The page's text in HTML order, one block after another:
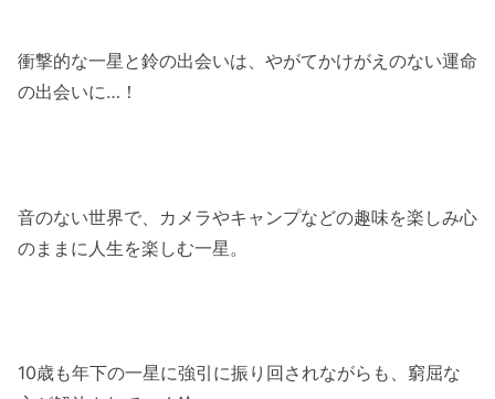
衝撃的な一星と鈴の出会いは、やがてかけがえのない運命
の出会いに…！
音のない世界で、カメラやキャンプなどの趣味を楽しみ心
のままに人生を楽しむ一星。
10歳も年下の一星に強引に振り回されながらも、窮屈な